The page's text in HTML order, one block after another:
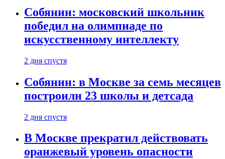
Собянин: московский школьник
победил на олимпиаде по
искусственному интеллекту
2 дня спустя
Собянин: в Москве за семь месяцев
построили 23 школы и детсада
2 дня спустя
В Москве прекратил действовать
оранжевый уровень опасности